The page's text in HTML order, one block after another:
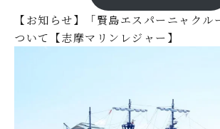
【お知らせ】「賢島エスパーニャクル
ついて【志摩マリンレジャー】